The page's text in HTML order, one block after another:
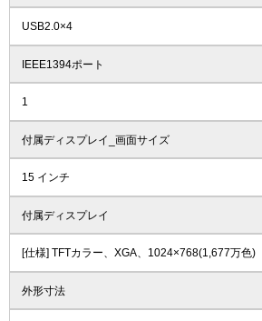
USB2.0×4
IEEE1394ポート
1
付属ディスプレイ_画面サイズ
15 インチ
付属ディスプレイ
[仕様] TFTカラー、XGA、1024×768(1,677万色)
外形寸法